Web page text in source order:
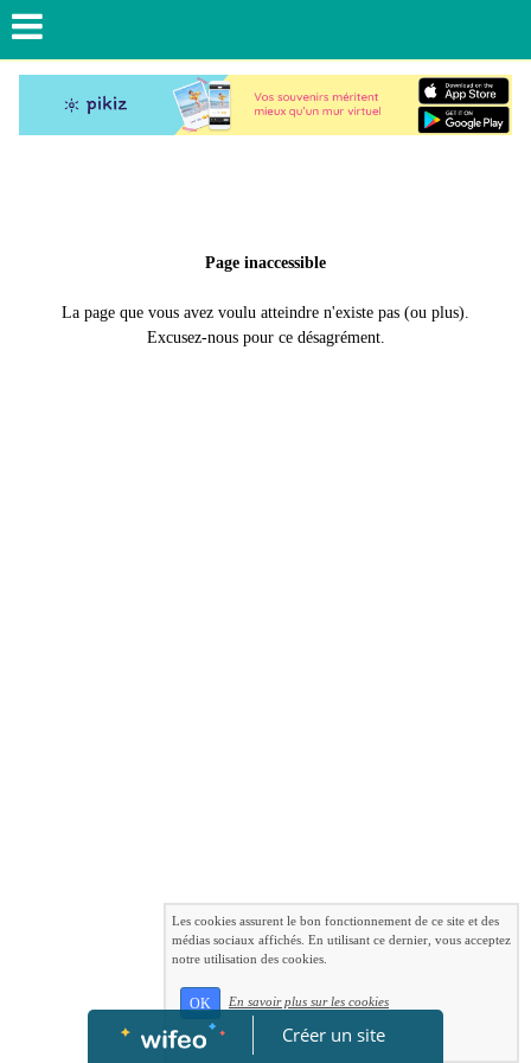
Page inaccessible
La page que vous avez voulu atteindre n'existe pas (ou plus).
Excusez-nous pour ce désagrément.
Créer un site
Les cookies assurent le bon fonctionnement de ce site et des
médias sociaux affichés. En utilisant ce dernier, vous acceptez
notre utilisation des cookies.
OK En savoir plus sur les cookies